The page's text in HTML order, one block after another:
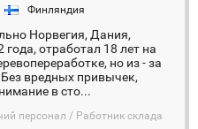
Финляндия
Норвегия, Дания,
отработал 18 лет на
но из - за
вредных привычек,
в сто...
персонал / Работник склада